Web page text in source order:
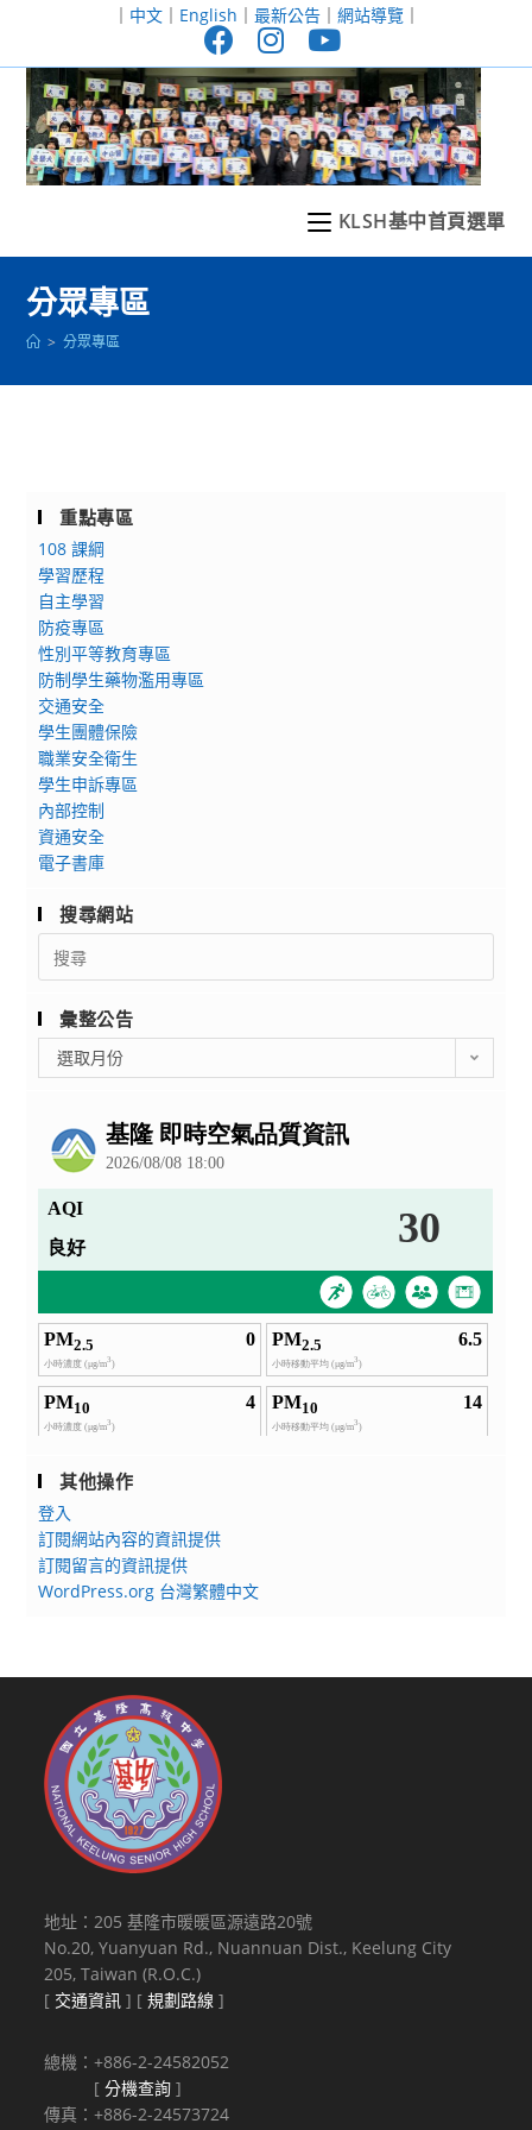
至
｜ 中文｜ English ｜ 最新公告｜ 網站導覽｜
KLSH基中首頁選單
分眾專區
> 分眾專區
重點專區
108 課綱
學習歷程
自主學習
防疫專區
性別平等教育專區
防制學生藥物濫用專區
交通安全
學生團體保險
職業安全衛生
學生申訴專區
內部控制
資通安全
電子書庫
搜尋網站
Search
for:
彙整公告
整
選取月份
其他操作
登入
訂閱網站內容的資訊提供
訂閱留言的資訊提供
WordPress.org 台灣繁體中文
地址：205 基隆市暖暖區源遠路20號
No.20, Yuanyuan Rd., Nuannuan Dist., Keelung City
205, Taiwan (R.O.C.)
[ 交通資訊 ] [規劃路線 ]
總機：+886-2-24582052
[分機查詢 ]
傳真：+886-2-24573724